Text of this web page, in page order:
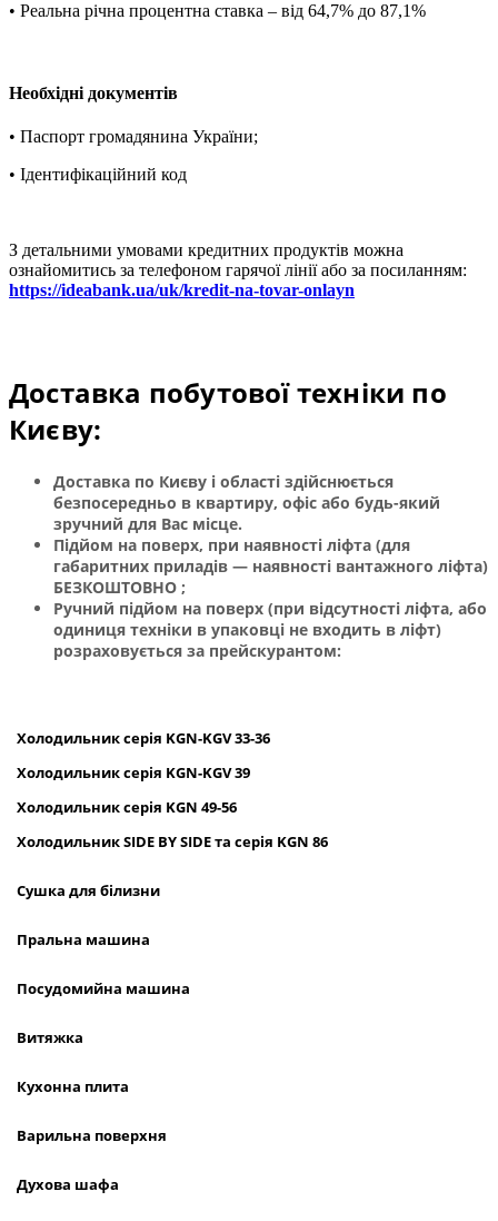
• Реальна річна процентна ставка – від 64,7% до 87,1%
Необхідні документів
• Паспорт громадянина України;
• Ідентифікаційний код
З детальними умовами кредитних продуктів можна
ознайомитись за телефоном гарячої лінії або за посиланням:
https://ideabank.ua/uk/kredit-na-tovar-onlayn
Доставка побутової техніки по
Києву:
Доставка по Києву і області здійснюється
безпосередньо в квартиру, офіс або будь-який
зручний для Вас місце.
Підйом на поверх, при наявності ліфта (для
габаритних приладів — наявності вантажного ліфта)
БЕЗКОШТОВНО ;
Ручний підйом на поверх (при відсутності ліфта, або
одиниця техніки в упаковці не входить в ліфт)
розраховується за прейскурантом:
Холодильниксерія KGN-KGV33-36
Холодильник серія KGN-KGV39
Холодильник серія KGN 49-56
ХолодильникSIDE BYSIDEта серія KGN 86
Сушка для білизни
Пральна машина
Посудомийна машина
Витяжка
Кухонна плита
Варильна поверхня
Духова шафа